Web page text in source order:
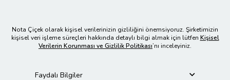
Nota Çiçek olarak kişisel verilerinizin gizliliğini önemsiyoruz. Şirketimizin
kişisel veri işleme süreçleri hakkında detaylı bilgi almak için lütfen Kişisel
Verilerin Korunması ve Gizlilik Politikası’nı inceleyiniz.
Faydalı Bilgiler